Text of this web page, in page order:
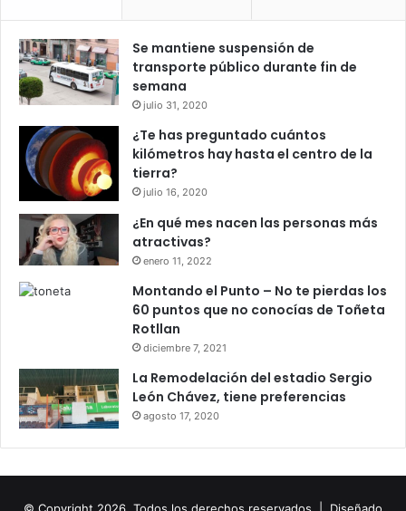
Se mantiene suspensión de
transporte público durante fin de
semana
julio 31, 2020
¿Te has preguntado cuántos
kilómetros hay hasta el centro de la
tierra?
julio 16, 2020
¿En qué mes nacen las personas más
atractivas?
enero 11, 2022
Montando el Punto – No te pierdas los
60 puntos que no conocías de Toñeta
Rotllan
diciembre 7, 2021
La Remodelación del estadio Sergio
León Chávez, tiene preferencias
agosto 17, 2020